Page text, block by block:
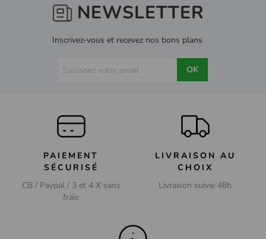
NEWSLETTER
Inscrivez-vous et recevez nos bons plans
OK
PAIEMENT
SÉCURISÉ
CB / Paypal / 3 et 4 X sans
frais
LIVRAISON AU
CHOIX
Livraison suivie 48h